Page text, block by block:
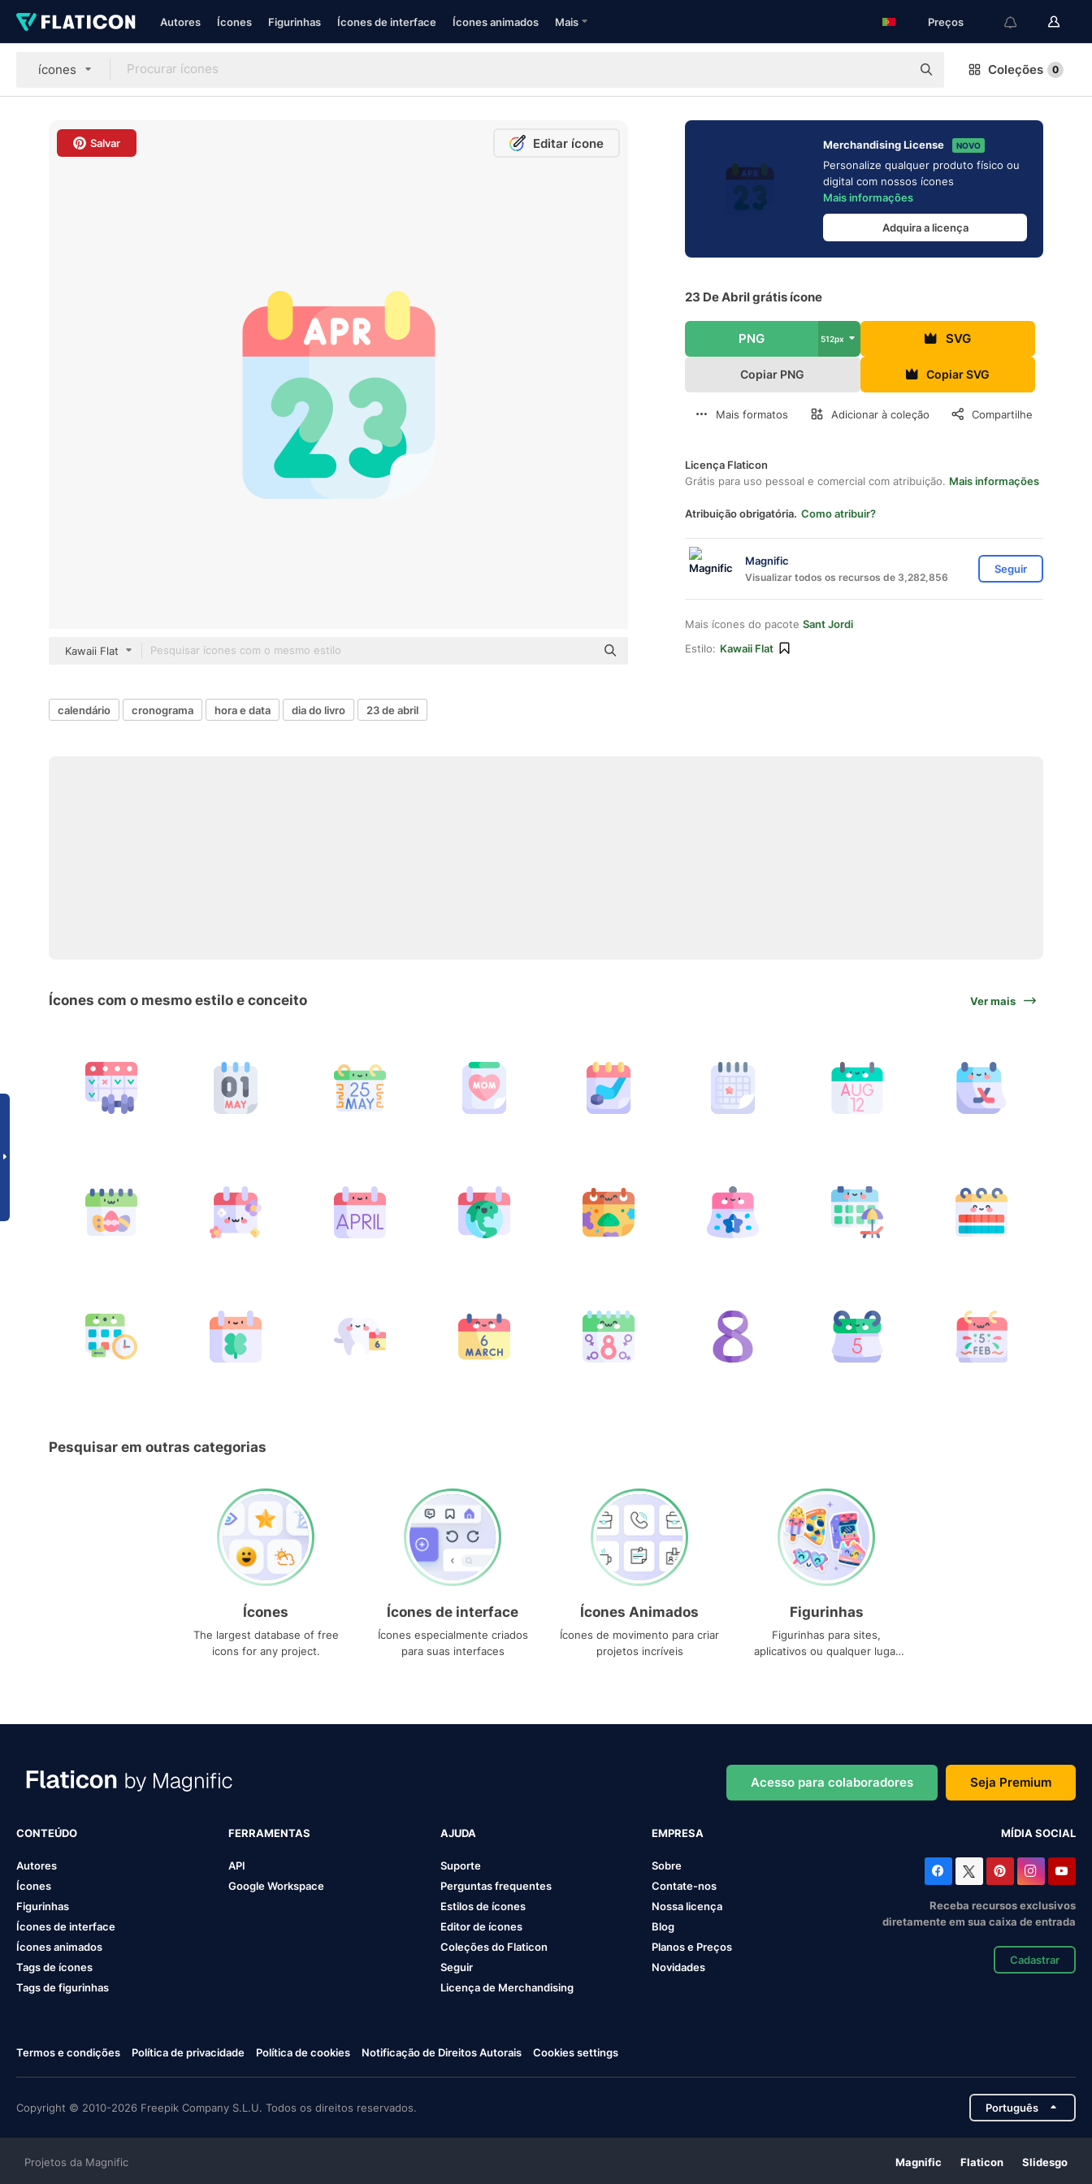
Autores Ícones Figurinhas Ícones de interface Ícones animados Mais Preços
ícones Coleções 0
Salvar Editar ícone
Kawaii Flat
Merchandising License NOVO
Personalize qualquer produto físico ou
digital com nossos ícones
Mais informações
Adquira a licença
23 De Abril grátis ícone
PNG 512px SVG
Copiar PNG Copiar SVG
Mais formatos Adicionar à coleção Compartilhe
Licença Flaticon
Grátis para uso pessoal e comercial com atribuição. Mais informações
Atribuição obrigatória. Como atribuir?
Magnific
Visualizar todos os recursos de 3,282,856
Seguir
Mais ícones do pacote Sant Jordi
Estilo: Kawaii Flat
calendário cronograma hora e data dia do livro 23 de abril
Ícones com o mesmo estilo e conceito Ver mais
Pesquisar em outras categorias
Ícones
The largest database of free
icons for any project.
Ícones de interface
Ícones especialmente criados
para suas interfaces
Ícones Animados
Ícones de movimento para criar
projetos incríveis
Figurinhas
Figurinhas para sites,
aplicativos ou qualquer lugar
Acesso para colaboradores Seja Premium
CONTEÚDO
Autores
Ícones
Figurinhas
Ícones de interface
Ícones animados
Tags de ícones
Tags de figurinhas
FERRAMENTAS
API
Google Workspace
AJUDA
Suporte
Perguntas frequentes
Estilos de ícones
Editor de ícones
Coleções do Flaticon
Seguir
Licença de Merchandising
EMPRESA
Sobre
Contate-nos
Nossa licença
Blog
Planos e Preços
Novidades
MÍDIA SOCIAL
Receba recursos exclusivos
diretamente em sua caixa de entrada
Cadastrar
Termos e condições Política de privacidade Política de cookies Notificação de Direitos Autorais Cookies settings
Copyright © 2010-2026 Freepik Company S.L.U. Todos os direitos reservados. Português
Projetos da Magnific Magnific Flaticon Slidesgo